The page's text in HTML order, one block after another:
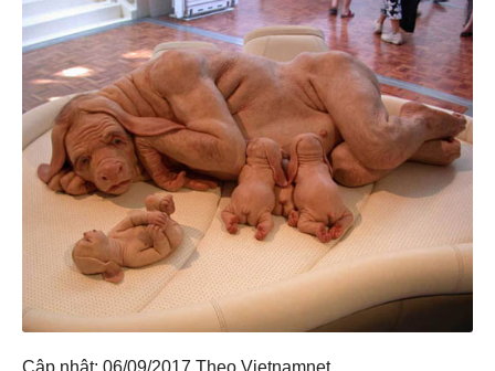
Cập nhật: 06/09/2017 Theo Vietnamnet